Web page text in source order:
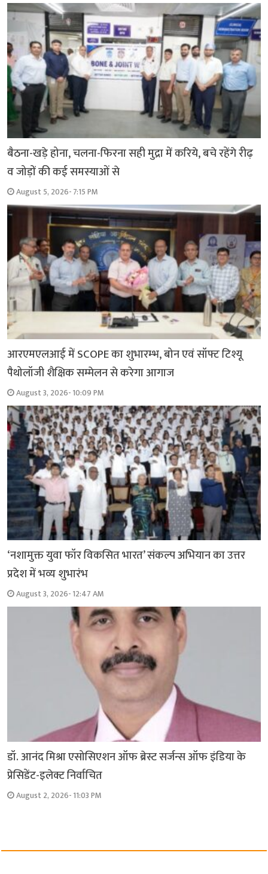
बैठना-खड़े होना, चलना-फिरना सही मुद्रा में करिये, बचे रहेंगे रीढ़
व जोड़ों की कई समस्याओं से
August 5, 2026- 7:15 PM
आरएमएलआई में SCOPE का शुभारम्भ, बोन एवं सॉफ्ट टिश्यू
पैथोलॉजी शैक्षिक सम्मेलन से करेगा आगाज
August 3, 2026- 10:09 PM
‘नशामुक्त युवा फॉर विकसित भारत’ संकल्प अभियान का उत्तर
प्रदेश में भव्य शुभारंभ
August 3, 2026- 12:47 AM
डॉ. आनंद मिश्रा एसोसिएशन ऑफ ब्रेस्ट सर्जन्स ऑफ इंडिया के
प्रेसिडेंट-इलेक्ट निर्वाचित
August 2, 2026- 11:03 PM